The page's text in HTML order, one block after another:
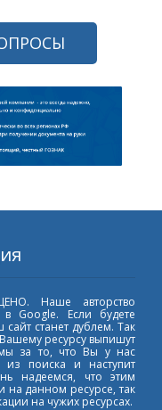
Наше авторство
Google. Если будете
сайт станет дублем. Так
ресурсу выпишут
за то, что Вы у нас
из поиска и наступит
надеемся, что этим
на данном ресурсе, так
на чужих ресурсах.